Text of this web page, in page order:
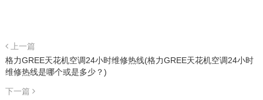
上一篇
格力GREE天花机空调24小时维修热线(格力GREE天花机空调24小时
维修热线是哪个或是多少？)
下一篇